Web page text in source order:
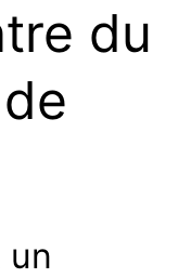
du
un